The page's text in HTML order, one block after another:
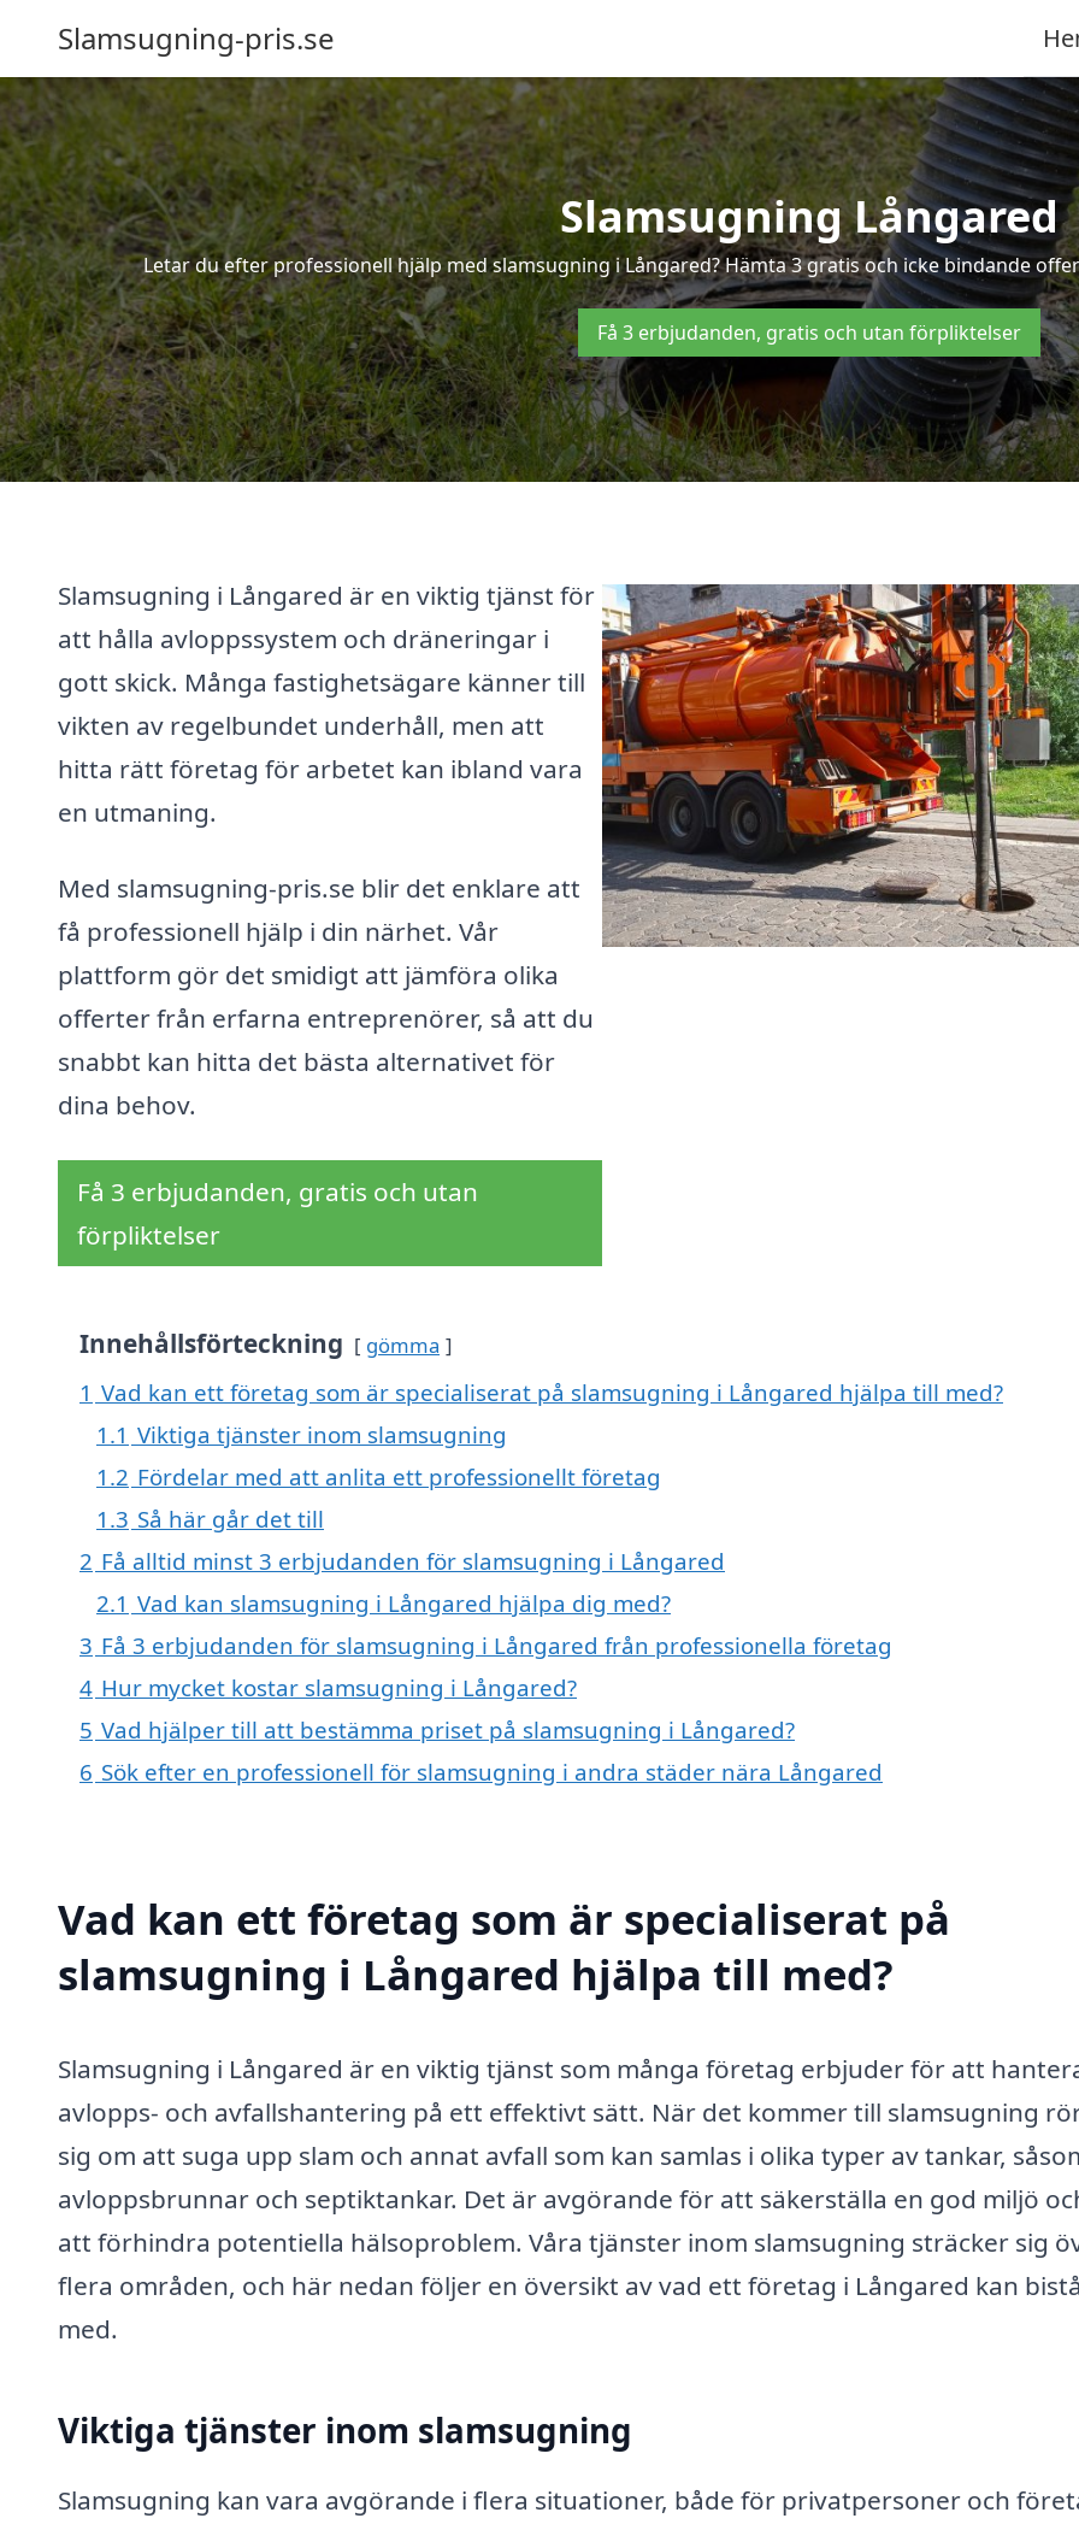
Slamsugning-pris.se
Slamsugning Långared
Letar du efter professionell hjälp med slamsugning i Långared? Hämta 3 gratis och icke bindande
Få 3 erbjudanden, gratis och utan förpliktelser
Slamsugning i Långared är en viktig tjänst för
att hålla avloppssystem och dräneringar i
gott skick. Många fastighetsägare känner till
vikten av regelbundet underhåll, men att
hitta rätt företag för arbetet kan ibland vara
en utmaning.
Med slamsugning-pris.se blir det enklare att
få professionell hjälp i din närhet. Vår
plattform gör det smidigt att jämföra olika
offerter från erfarna entreprenörer, så att du
snabbt kan hitta det bästa alternativet för
dina behov.
Få 3 erbjudanden, gratis och utan
förpliktelser
Innehållsförteckning gömma
1 Vad kan ett företag som är specialiserat på slamsugning i Långared hjälpa till med?
1.1 Viktiga tjänster inom slamsugning
1.2 Fördelar med att anlita ett professionellt företag
1.3 Så här går det till
2 Få alltid minst 3 erbjudanden för slamsugning i Långared
2.1 Vad kan slamsugning i Långared hjälpa dig med?
3 Få 3 erbjudanden för slamsugning i Långared från professionella företag
4 Hur mycket kostar slamsugning i Långared?
5 Vad hjälper till att bestämma priset på slamsugning i Långared?
6 Sök efter en professionell för slamsugning i andra städer nära Långared
Vad kan ett företag som är specialiserat på
slamsugning i Långared hjälpa till med?
Slamsugning i Långared är en viktig tjänst som många företag erbjuder för att
avlopps- och avfallshantering på ett effektivt sätt. När det kommer till slamsugning
sig om att suga upp slam och annat avfall som kan samlas i olika typer av tankar,
avloppsbrunnar och septiktankar. Det är avgörande för att säkerställa en god miljö
att förhindra potentiella hälsoproblem. Våra tjänster inom slamsugning sträcker sig
flera områden, och här nedan följer en översikt av vad ett företag i Långared kan bistå
med.
Viktiga tjänster inom slamsugning
Slamsugning kan vara avgörande i flera situationer, både för privatpersoner och